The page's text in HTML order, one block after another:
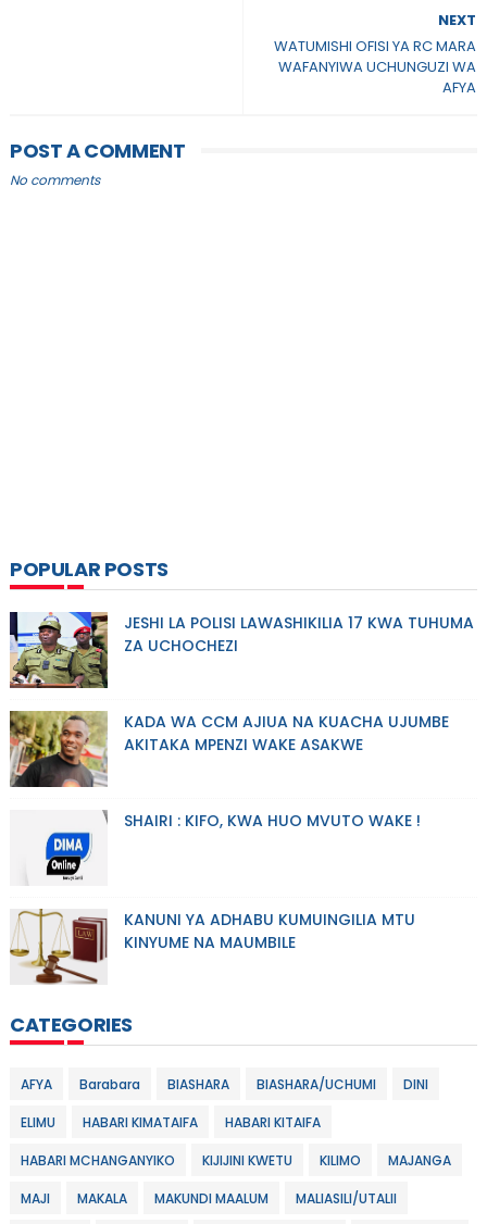
NEXT
WATUMISHI OFISI YA RC MARA
WAFANYIWA UCHUNGUZI WA
AFYA
POST A COMMENT
No comments
POPULAR POSTS
JESHI LA POLISI LAWASHIKILIA 17 KWA TUHUMA
ZA UCHOCHEZI
KADA WA CCM AJIUA NA KUACHA UJUMBE
AKITAKA MPENZI WAKE ASAKWE
SHAIRI : KIFO, KWA HUO MVUTO WAKE !
KANUNI YA ADHABU KUMUINGILIA MTU
KINYUME NA MAUMBILE
CATEGORIES
AFYA Barabara BIASHARA BIASHARA/UCHUMI DINI
ELIMU HABARI KIMATAIFA HABARI KITAIFA
HABARI MCHANGANYIKO KIJIJINI KWETU KILIMO MAJANGA
MAJI MAKALA MAKUNDI MAALUM MALIASILI/UTALII